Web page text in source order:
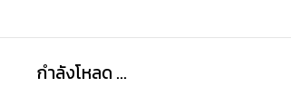
กำลังโหลด ...